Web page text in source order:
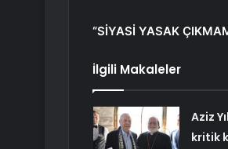
“SİYASİ YASAK
İlgili Makaleler
Aziz
kritik